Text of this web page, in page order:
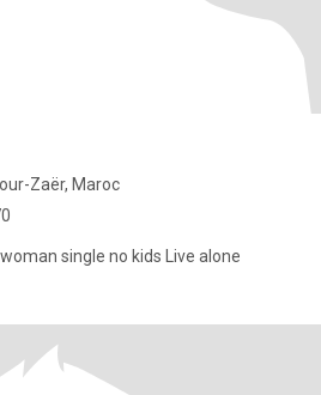
Zaër, Maroc
I’m honest and respectful woman single no kids Live alone